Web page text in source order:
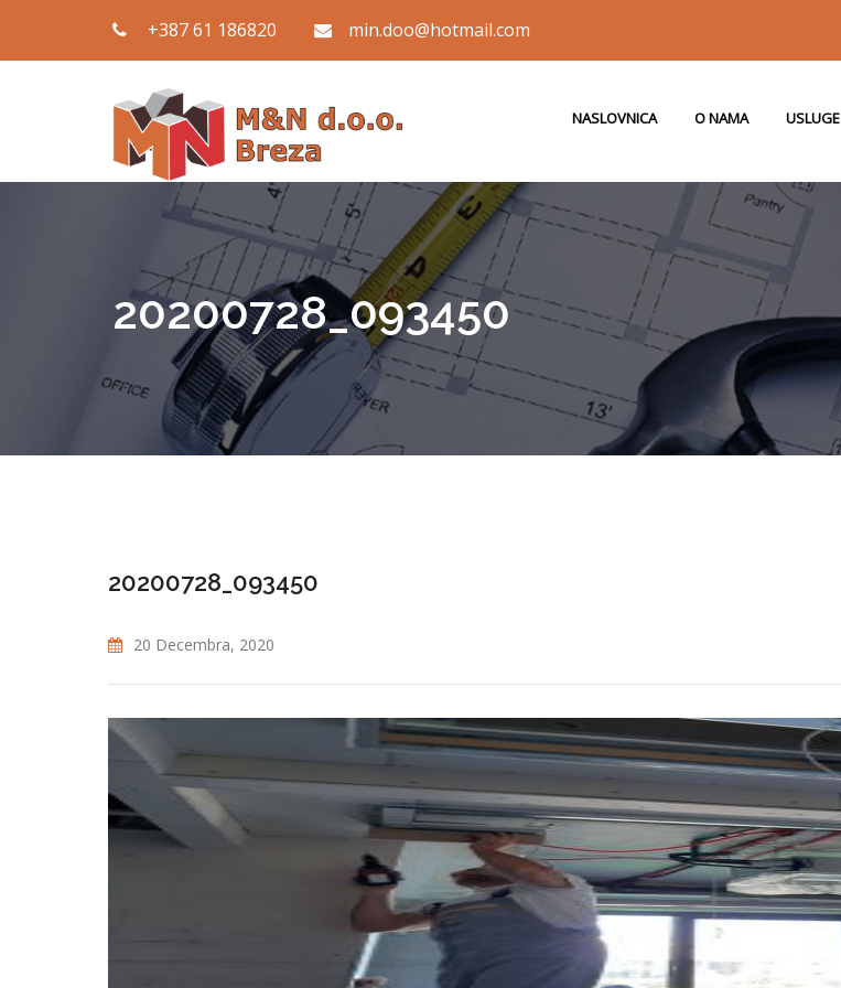
+387 61 186820 min.doo@hotmail.com
NASLOVNICA O NAMA USLUGE
20200728_093450
20200728_093450
20 Decembra, 2020